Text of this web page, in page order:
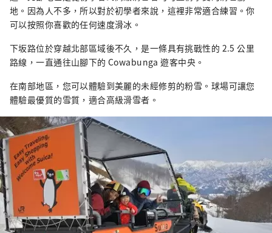
地。因為人不多，所以對於初學者來說，這裡非常適合練習。你
可以按照你喜歡的任何速度滑冰。
下坂路位於穿越北部區域後不久，是一條具有挑戰性的 2.5 公里
路線，一直通往山腳下的 Cowabunga 遊客中央。
在南部地區，您可以體驗到美麗的未經修剪的粉雪。球場可讓您
體驗最優質的雪質，適合高級滑雪者。